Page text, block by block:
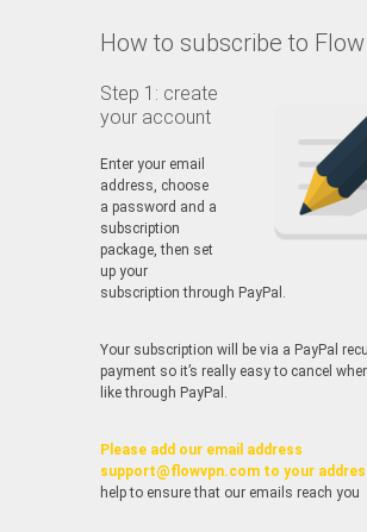
How to subscribe to Flow
Step 1: create
your account
Enter your email
address, choose
a password and a
subscription
package, then set
up your
subscription through PayPal.
Your subscription will be via a PayPal
payment so it’s really easy to cancel
like through PayPal.
Please add our email address
support@flowvpn.com to your
help to ensure that our emails reach you